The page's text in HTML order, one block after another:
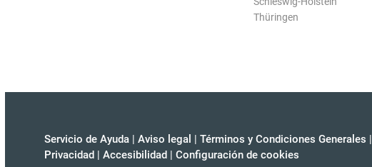
Thüringen
Servicio de Ayuda | Aviso legal | Términos y Condiciones Generales |
Privacidad | Accesibilidad | Configuración de cookies